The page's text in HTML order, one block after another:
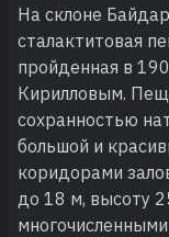
На склоне
сталактитовая
пройденная в
Кирилловым.
сохранностью
большой и
коридорами
до 18 м, высоту